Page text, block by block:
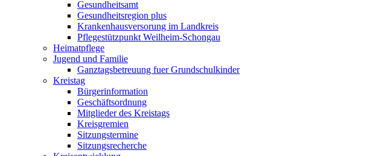
Gesundheitsamt
Gesundheitsregion plus
Krankenhausversorung im Landkreis
Pflegestützpunkt Weilheim-Schongau
Heimatpflege
Jugend und Familie
Ganztagsbetreuung fuer Grundschulkinder
Kreistag
Bürgerinformation
Geschäftsordnung
Mitglieder des Kreistags
Kreisgremien
Sitzungstermine
Sitzungsrecherche